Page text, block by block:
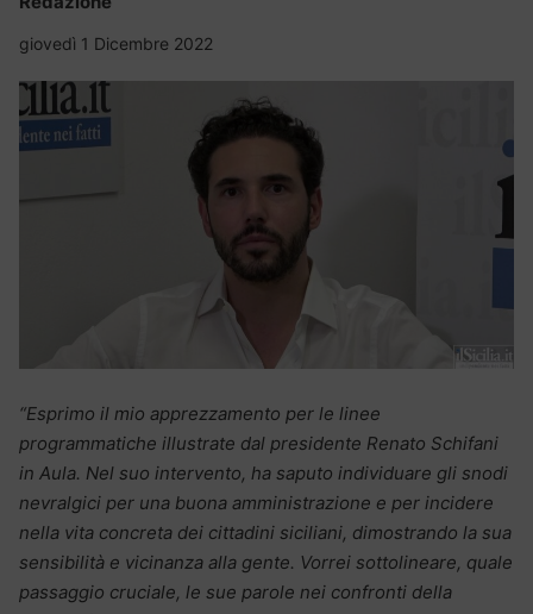
giovedì 1 Dicembre 2022
“Esprimo il mio apprezzamento per le linee
programmatiche illustrate dal presidente Renato Schifani
in Aula. Nel suo intervento, ha saputo individuare gli snodi
nevralgici per una buona amministrazione e per incidere
nella vita concreta dei cittadini siciliani, dimostrando la sua
sensibilità e vicinanza alla gente. Vorrei sottolineare, quale
passaggio cruciale, le sue parole nei confronti della